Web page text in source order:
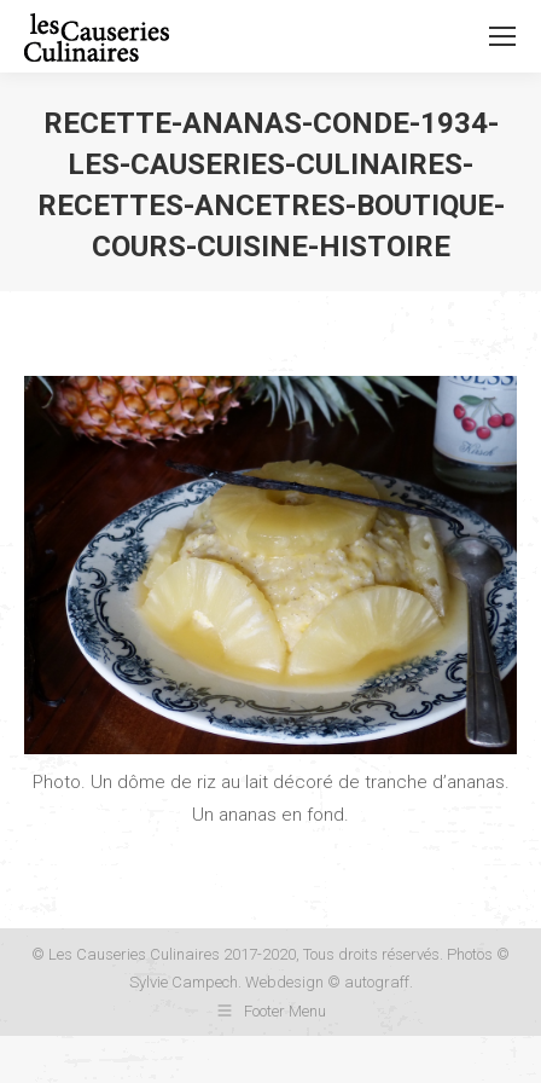
RECETTE-ANANAS-CONDE-1934-
LES-CAUSERIES-CULINAIRES-
RECETTES-ANCETRES-BOUTIQUE-
COURS-CUISINE-HISTOIRE
Photo. Un dôme de riz au lait décoré de tranche d’ananas.
Un ananas en fond.
© Les Causeries Culinaires 2017-2020, Tous droits réservés. Photos ©
Sylvie Campech. Webdesign © autograff.
Footer Menu